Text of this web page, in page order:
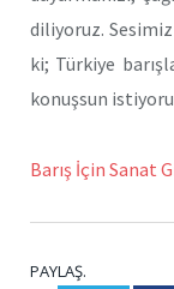
diliyoruz.
ki; Türkiye
konuşsun
Barış İçin Sanat
PAYLAŞ.